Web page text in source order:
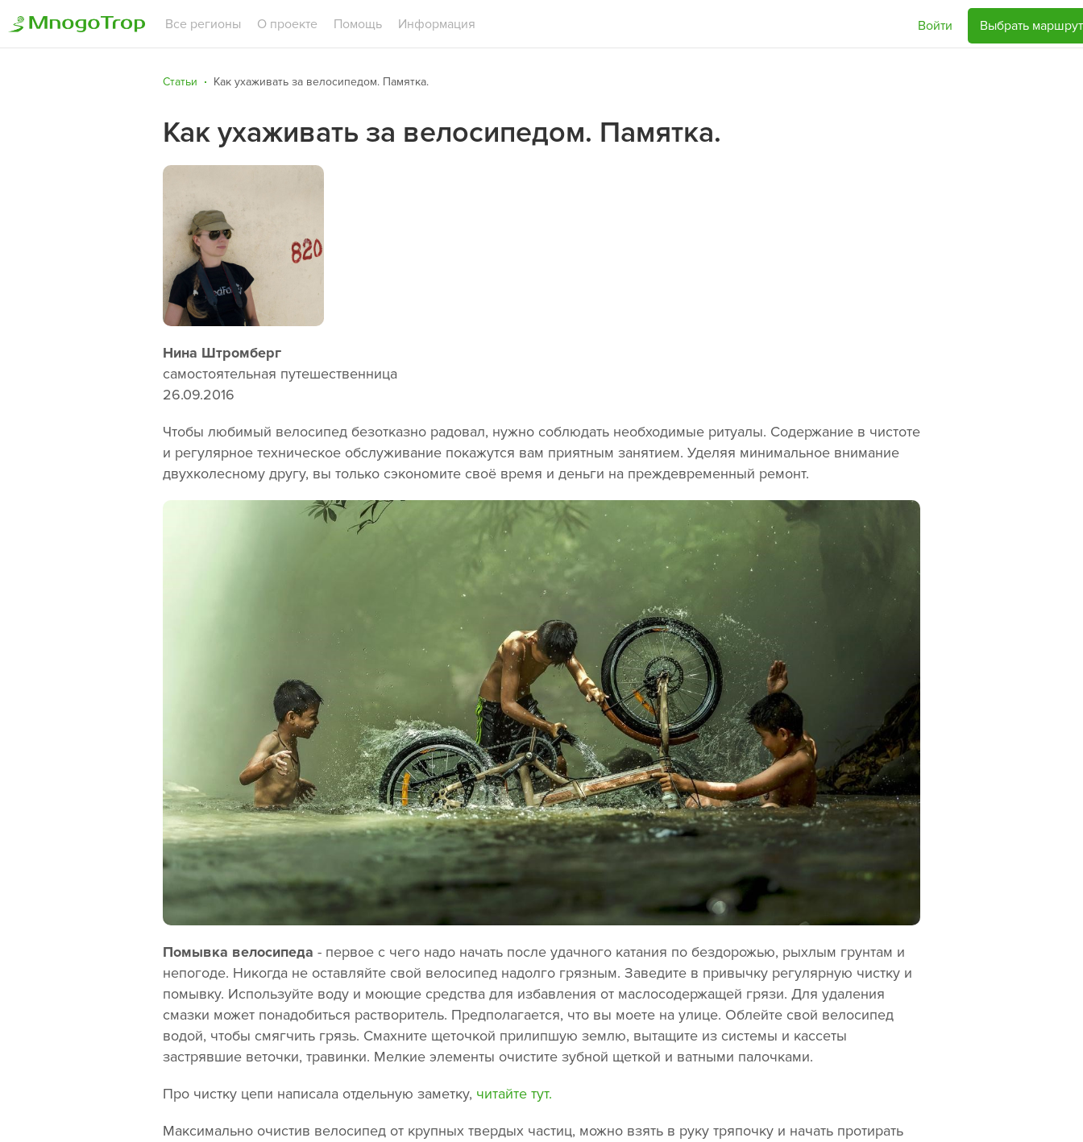
Все регионы О проекте Помощь Информация Войти Выбрать маршрут
Статьи Как ухаживать за велосипедом. Памятка.
Как ухаживать за велосипедом. Памятка.
Нина Штромберг
самостоятельная путешественница
26.09.2016
Чтобы любимый велосипед безотказно радовал, нужно соблюдать необходимые ритуалы. Содержание в чистоте
и регулярное техническое обслуживание покажутся вам приятным занятием. Уделяя минимальное внимание
двухколесному другу, вы только сэкономите своё время и деньги на преждевременный ремонт.
Помывка велосипеда - первое с чего надо начать после удачного катания по бездорожью, рыхлым грунтам и
непогоде. Никогда не оставляйте свой велосипед надолго грязным. Заведите в привычку регулярную чистку и
помывку. Используйте воду и моющие средства для избавления от маслосодержащей грязи. Для удаления
смазки может понадобиться растворитель. Предполагается, что вы моете на улице. Облейте свой велосипед
водой, чтобы смягчить грязь. Смахните щеточкой прилипшую землю, вытащите из системы и кассеты
застрявшие веточки, травинки. Мелкие элементы очистите зубной щеткой и ватными палочками.
Про чистку цепи написала отдельную заметку, читайте тут.
Максимально очистив велосипед от крупных твердых частиц, можно взять в руку тряпочку и начать протирать